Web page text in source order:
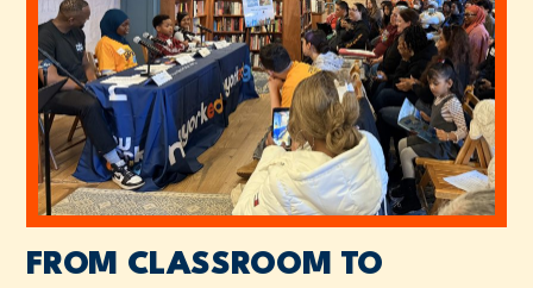
FROM CLASSROOM TO